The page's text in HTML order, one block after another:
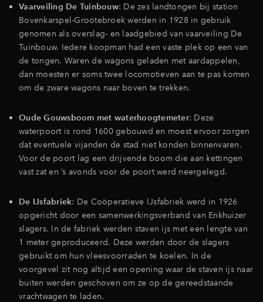
Vaarveiling De Tuinbouw: De zes landtongen bij station
Bovenkarspel-Grootebroek werden in 1928 in gebruik
genomen als overslag- en laadgebied van vaarveiling De
Tuinbouw. Iedere koopman had een vaste plek op een van
de tongen. Waren de wagons geladen met aardappelen,
dan moesten er soms twee locomotieven aan te pas komen
om de zware wagons naar boven te trekken.
Oude Gouwsboom met waterhoogtemeter: Deze
waterpoort is rond 1600 gebouwd en moest ervoor zorgen
dat eventuele vijanden de stad niet konden binnenvaren.
Voor de poort lag een drijvende boom die aan kettingen
vast zat en ’s avonds voor de poort werd neergelegd.
De IJsfabriek: De Coöperatieve IJsfabriek werd in 1926
opgericht door een samenwerkingsverband van Enkhuizer
slagers. In de fabriek werden staven ijs met een lengte van
1 meter geproduceerd. Deze werden door de slagers
gebruikt om hun vleesvoorraden te koelen. In de
voorgevel zit nog altijd een opening waar de staven ijs naar
buiten werden geschoven om ze op de gereedstaande
vrachtwagen te laden.